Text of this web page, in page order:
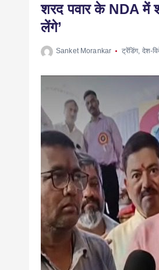
शरद पवार के NDA में
लेंगे’
Sanket Morankar ट्रेंडिंग, देश-